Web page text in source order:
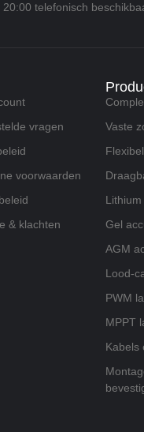
telefonisch
vragen
voorwaarden
& klachten
Vaste
Gel
AGM
Lood-
PWM
MPPT
Kabels